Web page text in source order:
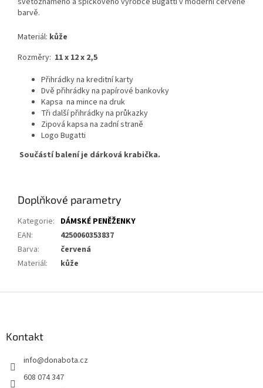
barvě.
Materiál: kůže
Rozměry: 11 x 12 x 2,5
Přihrádky na kreditní karty
Dvě přihrádky na papírové bankovky
Kapsa na mince na druk
Tři další přihrádky na průkazky
Zipová kapsa na zadní straně
Logo Bugatti
Součástí balení je dárková krabička.
Doplňkové parametry
Kategorie: DÁMSKÉ PENĚŽENKY
EAN:
4250060353837
Barva:
červená
Materiál: kůže
Kontakt
info@donabota.cz
608 074 347